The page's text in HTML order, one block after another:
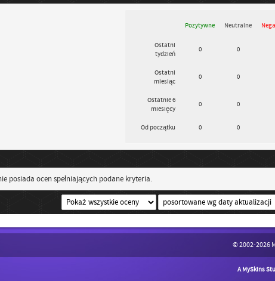
Pozytywne Neutralne
Ostatni
tydzień
0 0
Ostatni
miesiąc
0 0
Ostatnie 6
miesięcy
0 0
Od początku 0 0
posiada ocen spełniających podane kryteria.
© 2002-2026
A MySkins